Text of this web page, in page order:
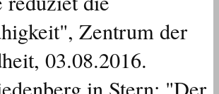
Zentrum der
03.08.2016.